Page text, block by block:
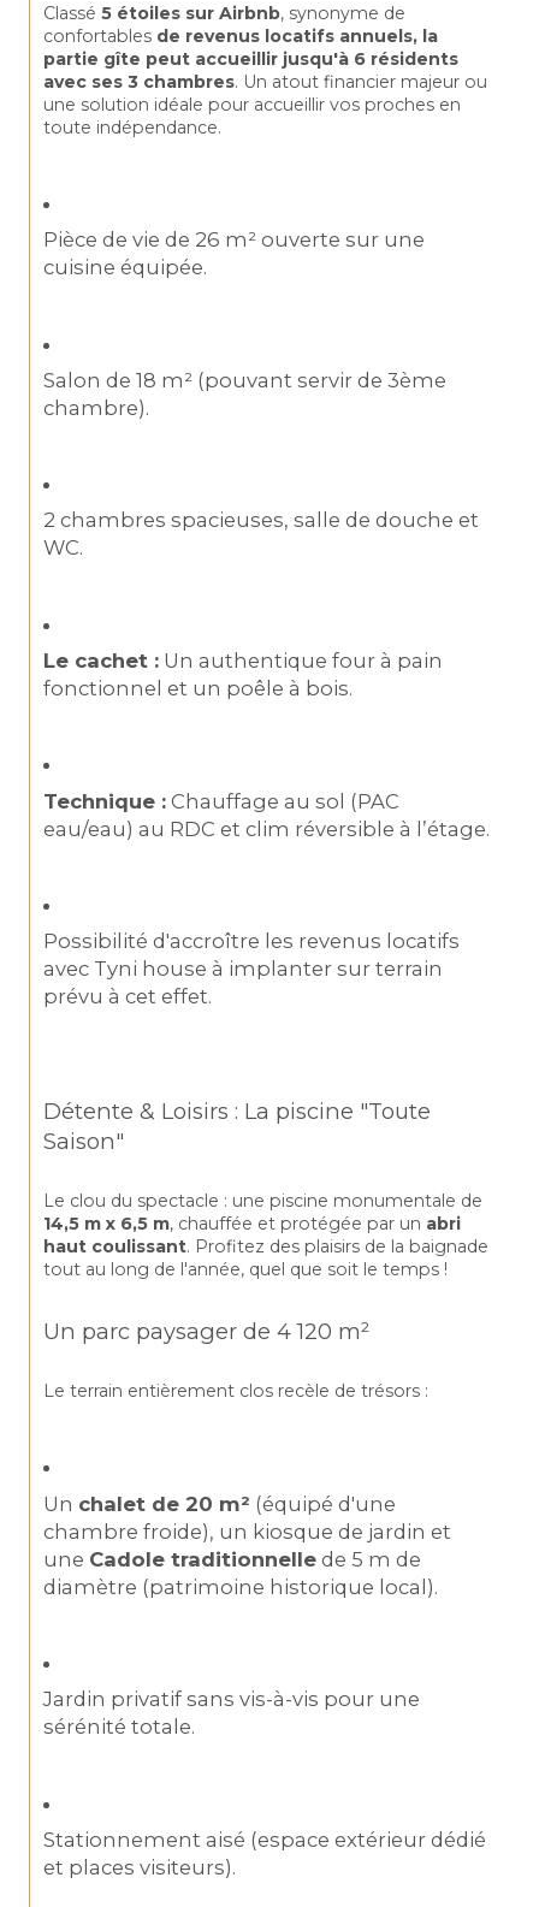
Classé 5 étoiles sur Airbnb, synonyme de
confortables de revenus locatifs annuels, la
partie gîte peut accueillir jusqu'à 6 résidents
avec ses 3 chambres. Un atout financier majeur ou
une solution idéale pour accueillir vos proches en
toute indépendance.
Pièce de vie de 26 m² ouverte sur une
cuisine équipée.
Salon de 18 m² (pouvant servir de 3ème
chambre).
2 chambres spacieuses, salle de douche et
WC.
Le cachet : Un authentique four à pain
fonctionnel et un poêle à bois.
Technique : Chauffage au sol (PAC
eau/eau) au RDC et clim réversible à l’étage.
Possibilité d'accroître les revenus locatifs
avec Tyni house à implanter sur terrain
prévu à cet effet.
Détente & Loisirs : La piscine "Toute
Saison"
Le clou du spectacle : une piscine monumentale de
14,5 m x 6,5 m, chauffée et protégée par un abri
haut coulissant. Profitez des plaisirs de la baignade
tout au long de l'année, quel que soit le temps !
Un parc paysager de 4 120 m²
Le terrain entièrement clos recèle de trésors :
Un chalet de 20 m² (équipé d'une
chambre froide), un kiosque de jardin et
une Cadole traditionnelle de 5 m de
diamètre (patrimoine historique local).
Jardin privatif sans vis-à-vis pour une
sérénité totale.
Stationnement aisé (espace extérieur dédié
et places visiteurs).